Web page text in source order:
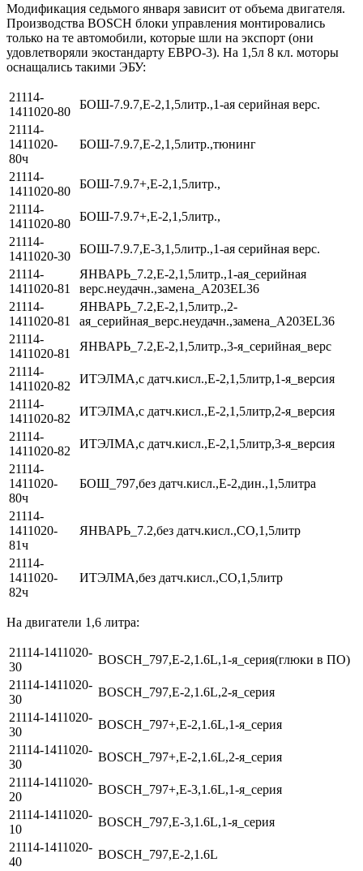
Модификация седьмого января зависит от объема двигателя.
Производства BOSCH блоки управления монтировались
только на те автомобили, которые шли на экспорт (они
удовлетворяли экостандарту ЕВРО-3). На 1,5л 8 кл. моторы
оснащались такими ЭБУ:
21114-
1411020-80
БОШ-7.9.7,Е-2,1,5литр.,1-ая серийная верс.
21114-
1411020-
80ч
БОШ-7.9.7,Е-2,1,5литр.,тюнинг
21114-
1411020-80
БОШ-7.9.7+,Е-2,1,5литр.,
21114-
1411020-80
БОШ-7.9.7+,Е-2,1,5литр.,
21114-
1411020-30
БОШ-7.9.7,Е-3,1,5литр.,1-ая серийная верс.
21114-
1411020-81
ЯНВАРЬ_7.2,Е-2,1,5литр.,1-ая_серийная
верс.неудачн.,замена_А203EL36
21114-
1411020-81
ЯНВАРЬ_7.2,Е-2,1,5литр.,2-
ая_серийная_верс.неудачн.,замена_А203EL36
21114-
1411020-81
ЯНВАРЬ_7.2,Е-2,1,5литр.,3-я_серийная_верс
21114-
1411020-82
ИТЭЛМА,с датч.кисл.,Е-2,1,5литр,1-я_версия
21114-
1411020-82
ИТЭЛМА,с датч.кисл.,Е-2,1,5литр,2-я_версия
21114-
1411020-82
ИТЭЛМА,с датч.кисл.,Е-2,1,5литр,3-я_версия
21114-
1411020-
80ч
БОШ_797,без датч.кисл.,Е-2,дин.,1,5литра
21114-
1411020-
81ч
ЯНВАРЬ_7.2,без датч.кисл.,СО,1,5литр
21114-
1411020-
82ч
ИТЭЛМА,без датч.кисл.,СО,1,5литр
На двигатели 1,6 литра:
21114-1411020-
30
BOSCH_797,E-2,1.6L,1-я_серия(глюки в ПО)
21114-1411020-
30
BOSCH_797,E-2,1.6L,2-я_серия
21114-1411020-
30
BOSCH_797+,E-2,1.6L,1-я_серия
21114-1411020-
30
BOSCH_797+,E-2,1.6L,2-я_серия
21114-1411020-
20
BOSCH_797+,E-3,1.6L,1-я_серия
21114-1411020-
10
BOSCH_797,E-3,1.6L,1-я_серия
21114-1411020-
40
BOSCH_797,E-2,1.6L